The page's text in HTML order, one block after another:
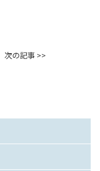
次の記事 >>